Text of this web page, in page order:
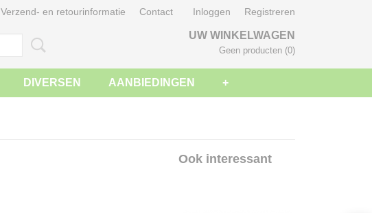
Verzend- en retourinformatie Contact Inloggen Registreren
UW WINKELWAGEN
Geen producten (0)
DIVERSEN AANBIEDINGEN +
Ook interessant